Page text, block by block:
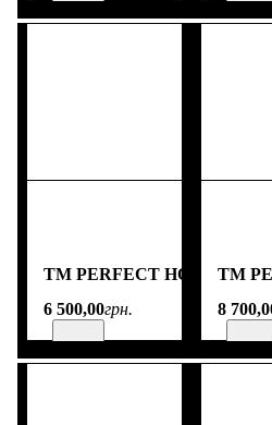
TM PERFECT HOME
6 500,00грн.
TM
8 700,